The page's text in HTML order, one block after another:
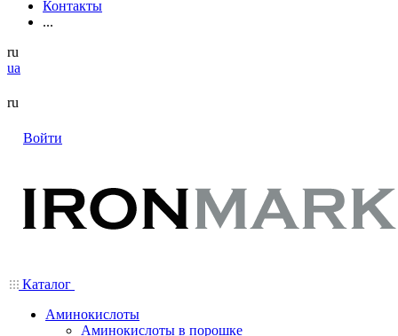
Контакты
...
ru
ua
ru
Войти
Каталог
Аминокислоты
Аминокислоты в порошке